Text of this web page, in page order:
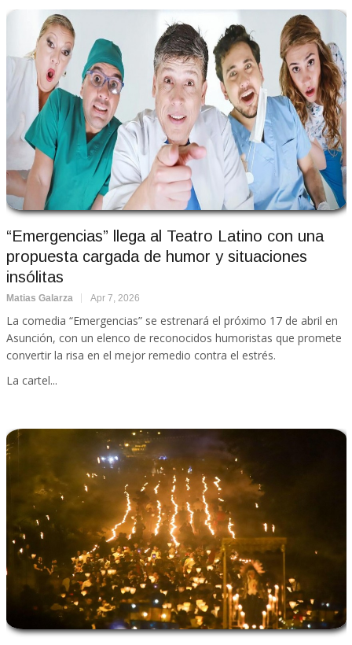
“Emergencias” llega al Teatro Latino con una
propuesta cargada de humor y situaciones
insólitas
Matias Galarza Apr 7, 2026
La comedia “Emergencias” se estrenará el próximo 17 de abril en
Asunción, con un elenco de reconocidos humoristas que promete
convertir la risa en el mejor remedio contra el estrés.
La cartel...